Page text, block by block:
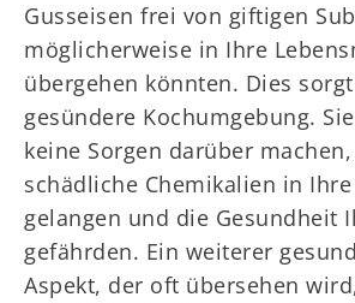
Gusseisen frei von giftigen
möglicherweise in Ihre
übergehen könnten. Dies
gesündere Kochumgebung.
keine Sorgen darüber machen,
schädliche Chemikalien in
gelangen und die Gesundheit
gefährden. Ein weiterer
Aspekt, der oft übersehen